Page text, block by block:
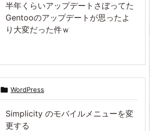
半年くらいアップデートさぼってた
Gentooのアップデートが思ったよ
り大変だった件ｗ
 WordPress
Simplicity のモバイルメニューを変
更する